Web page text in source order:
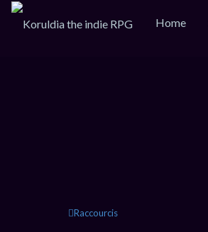
Home
Raccourcis